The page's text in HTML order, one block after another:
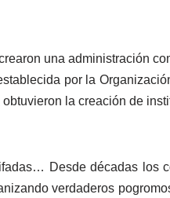
una administración
por la
la creación de
Desde décadas los
verdaderos